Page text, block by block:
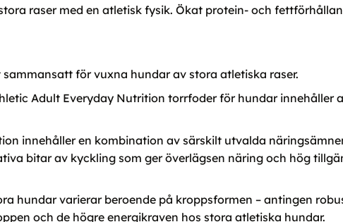
raser med en atletisk fysik. Ökat protein- och
för vuxna hundar av stora atletiska raser.
Adult Everyday Nutrition torrfoder för hundar innehåller
innehåller en kombination av särskilt utvalda
bitar av kyckling som ger överlägsen näring och hög
hundar varierar beroende på kroppsformen – antingen
och de högre energikraven hos stora atletiska hundar.